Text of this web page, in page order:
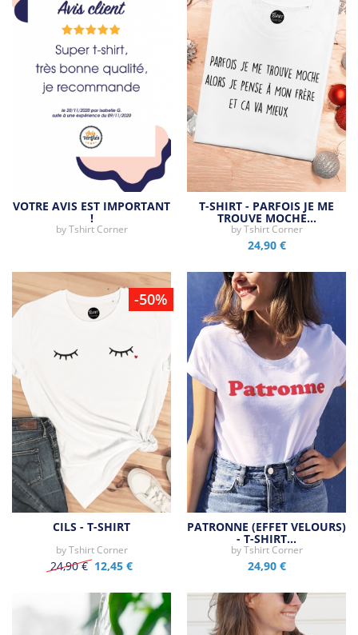
VOTRE AVIS EST IMPORTANT
!
byTshirt Corner
T-SHIRT - PARFOIS JE ME
TROUVE MOCHE…
byTshirt Corner
24,90 €
CILS - T-SHIRT
-50%
byTshirt Corner
24,90 € 12,45 €
PATRONNE (EFFET VELOURS)
- T-SHIRT…
byTshirt Corner
24,90 €